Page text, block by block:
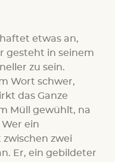
etwas an,
gesteht in seinem
zu sein.
Wort schwer,
das Ganze
Müll gewühlt, na
ein
zwei
Er, ein gebildeter